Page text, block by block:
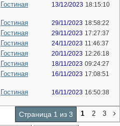
Гостиная 13/12/2023 18:15:10
Гостиная 29/11/2023 18:58:22
Гостиная 29/11/2023 17:27:37
Гостиная 24/11/2023 11:46:37
Гостиная 20/11/2023 12:26:18
Гостиная 18/11/2023 09:24:27
Гостиная 16/11/2023 17:08:51
Гостиная 16/11/2023 16:50:38
Страница 1 из 3 1 2 3